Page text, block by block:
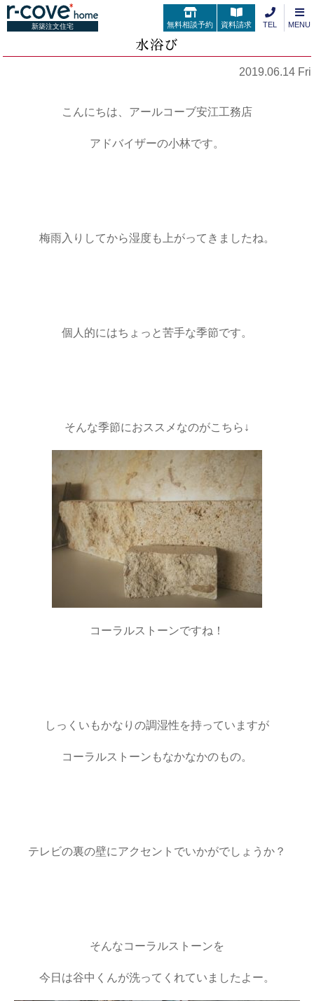
新築注文住宅 無料相談予約 資料請求 TEL MENU
水浴び
2019.06.14 Fri
こんにちは、アールコーブ安江工務店
アドバイザーの小林です。
梅雨入りしてから湿度も上がってきましたね。
個人的にはちょっと苦手な季節です。
そんな季節におススメなのがこちら↓
コーラルストーンですね！
しっくいもかなりの調湿性を持っていますが
コーラルストーンもなかなかのもの。
テレビの裏の壁にアクセントでいかがでしょうか？
そんなコーラルストーンを
今日は谷中くんが洗ってくれていましたよー。